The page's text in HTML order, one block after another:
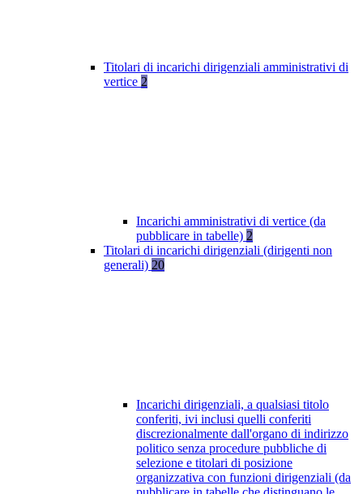
Titolari di incarichi dirigenziali amministrativi di
vertice 2
Incarichi amministrativi di vertice (da
pubblicare in tabelle) 2
Titolari di incarichi dirigenziali (dirigenti non
generali) 20
Incarichi dirigenziali, a qualsiasi titolo
conferiti, ivi inclusi quelli conferiti
discrezionalmente dall'organo di indirizzo
politico senza procedure pubbliche di
selezione e titolari di posizione
organizzativa con funzioni dirigenziali (da